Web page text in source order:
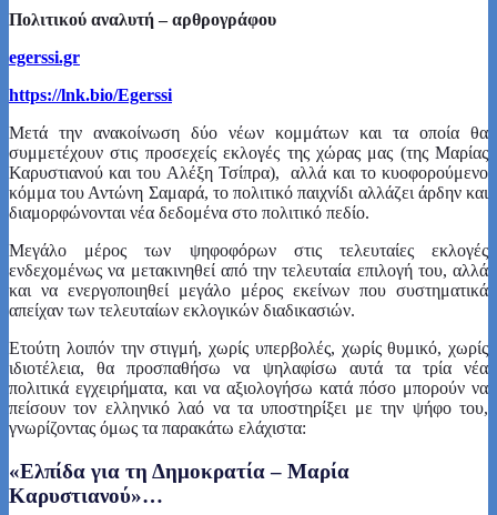
Πολιτικού αναλυτή – αρθρογράφου
egerssi.gr
https://lnk.bio/Egerssi
Μετά την ανακοίνωση δύο νέων κομμάτων και τα οποία θα
συμμετέχουν στις προσεχείς εκλογές της χώρας μας (της Μαρίας
Καρυστιανού και του Αλέξη Τσίπρα), αλλά και το κυοφορούμενο
κόμμα του Αντώνη Σαμαρά, το πολιτικό παιχνίδι αλλάζει άρδην και
διαμορφώνονται νέα δεδομένα στο πολιτικό πεδίο.
Μεγάλο μέρος των ψηφοφόρων στις τελευταίες εκλογές
ενδεχομένως να μετακινηθεί από την τελευταία επιλογή του, αλλά
και να ενεργοποιηθεί μεγάλο μέρος εκείνων που συστηματικά
απείχαν των τελευταίων εκλογικών διαδικασιών.
Ετούτη λοιπόν την στιγμή, χωρίς υπερβολές, χωρίς θυμικό, χωρίς
ιδιοτέλεια, θα προσπαθήσω να ψηλαφίσω αυτά τα τρία νέα
πολιτικά εγχειρήματα, και να αξιολογήσω κατά πόσο μπορούν να
πείσουν τον ελληνικό λαό να τα υποστηρίξει με την ψήφο του,
γνωρίζοντας όμως τα παρακάτω ελάχιστα:
«Ελπίδα για τη Δημοκρατία – Μαρία
Καρυστιανού»…